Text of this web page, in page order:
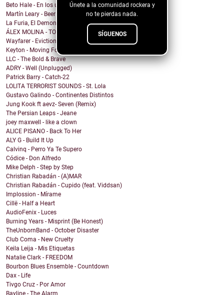
Únete a la comunidad rockera y
no te pierdas nada.
SÍGUENOS
Beto Hale - En los unos y en los ceros (Single)
Martín Leary - Beer
La Furia, El Demonio y El Nefasto - Trinidades Abe...
ÁLEX MOLINA - TODO PARA TI, NADA PARA MÍ
Wayfarer - Eviction Spree
Keyton - Moving Forward Towards the End
LLC - The Bold & Brave
ADRY - Well (Unplugged)
Patrick Barry - Catch-22
LOLITA TERRORIST SOUNDS - St. Lola
Gustavo Galindo - Continentes Distintos
Jung Kook ft aevz- Seven (Remix)
The Persian Leaps - Jeane
joey maxwell - like a clown
ALICE PISANO - Back To Her
ALY G - Build It Up
Calvinq - Perro Ya Te Supero
Códice - Don Alfredo
Mike Delph - Step by Step
Christian Rabadán - (A)MAR
Christian Rabadán - Cupido (feat. Viddsan)
Implossion - Mírame
Cillë - Half a Heart
AudioFenix - Luces
Burning Years - Misprint (Be Honest)
TheUnbornBand - October Disaster
Club Coma - New Cruelty
Keila Leija - Mis Etiquetas
Natalie Clark - FREEDOM
Bourbon Blues Ensemble - Countdown
Dax - Life
Tivgo Cruz - Por Amor
Bayline - The Alarm